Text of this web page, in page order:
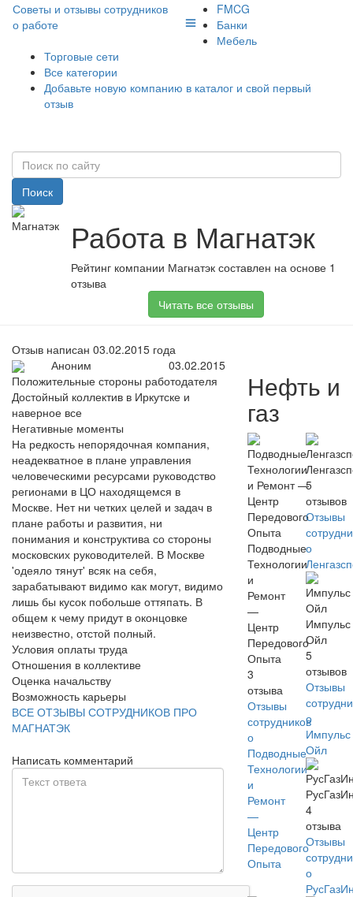
Советы и отзывы сотрудников
о работе
FMCG
Банки
Мебель
Торговые сети
Все категории
Добавьте новую компанию в каталог и свой первый
отзыв
Поиск
Работа в Магнатэк
Рейтинг компании Магнатэк составлен на основе 1
отзыва
Читать все отзывы
Отзыв написан 03.02.2015 года
Аноним
03.02.2015
Положительные стороны работодателя
Достойный коллектив в Иркутске и
наверное все
Негативные моменты
На редкость непорядочная компания,
неадекватное в плане управления
человеческими ресурсами руководство
регионами в ЦО находящемся в
Москве. Нет ни четких целей и задач в
плане работы и развития, ни
понимания и конструктива со стороны
московских руководителей. В Москве
'одеяло тянут' всяк на себя,
зарабатывают видимо как могут, видимо
лишь бы кусок побольше оттяпать. В
общем к чему придут в оконцовке
неизвестно, отстой полный.
Условия оплаты труда
Отношения в коллективе
Оценка начальству
Возможность карьеры
ВСЕ ОТЗЫВЫ СОТРУДНИКОВ ПРО
МАГНАТЭК
Написать комментарий
Нефть и
газ
Подводные
Технологии
и
Ремонт
—
Центр
Передового
Опыта
3
отзыва
Отзывы
сотрудников
о
Подводные
Технологии
и
Ремонт
—
Центр
Передового
Опыта
5
отзывов
Отзывы
о
Импульс
Ойл
5
отзывов
Отзывы
о
Импульс
Ойл
4
отзыва
Отзывы
о